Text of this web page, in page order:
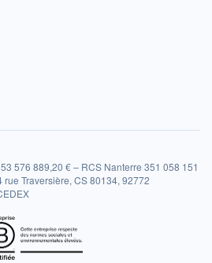
576 889,20 € – RCS Nanterre 351 058 151
Traversière, CS 80134, 92772